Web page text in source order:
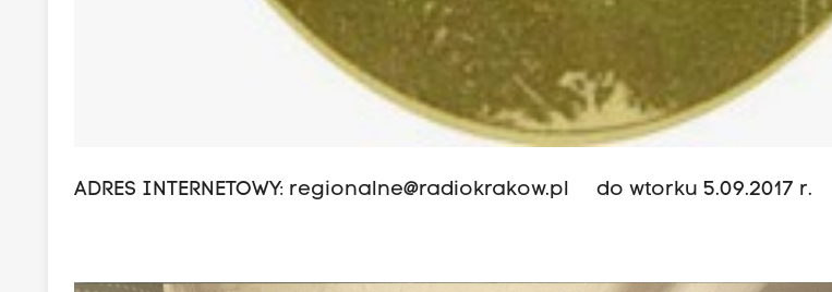
ADRES INTERNETOWY: regionalne@radiokrakow.pl do wtorku 5.09.2017 r.